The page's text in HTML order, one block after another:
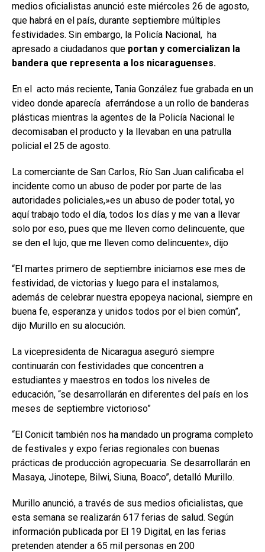
medios oficialistas anunció este miércoles 26 de agosto,
que habrá en el país, durante septiembre múltiples
festividades. Sin embargo, la Policía Nacional, ha
apresado a ciudadanos que portan y comercializan la
bandera que representa a los nicaraguenses.
En el acto más reciente, Tania González fue grabada en un
video donde aparecía aferrándose a un rollo de banderas
plásticas mientras la agentes de la Policía Nacional le
decomisaban el producto y la llevaban en una patrulla
policial el 25 de agosto.
La comerciante de San Carlos, Río San Juan calificaba el
incidente como un abuso de poder por parte de las
autoridades policiales,»es un abuso de poder total, yo
aquí trabajo todo el día, todos los días y me van a llevar
solo por eso, pues que me lleven como delincuente, que
se den el lujo, que me lleven como delincuente», dijo
“El martes primero de septiembre iniciamos ese mes de
festividad, de victorias y luego para el instalamos,
además de celebrar nuestra epopeya nacional, siempre en
buena fe, esperanza y unidos todos por el bien común”,
dijo Murillo en su alocución.
La vicepresidenta de Nicaragua aseguró siempre
continuarán con festividades que concentren a
estudiantes y maestros en todos los niveles de
educación, “se desarrollarán en diferentes del país en los
meses de septiembre victorioso”
“El Conicit también nos ha mandado un programa completo
de festivales y expo ferias regionales con buenas
prácticas de producción agropecuaria. Se desarrollarán en
Masaya, Jinotepe, Bilwi, Siuna, Boaco”, detalló Murillo.
Murillo anunció, a través de sus medios oficialistas, que
esta semana se realizarán 617 ferias de salud. Según
información publicada por El 19 Digital, en las ferias
pretenden atender a 65 mil personas en 200